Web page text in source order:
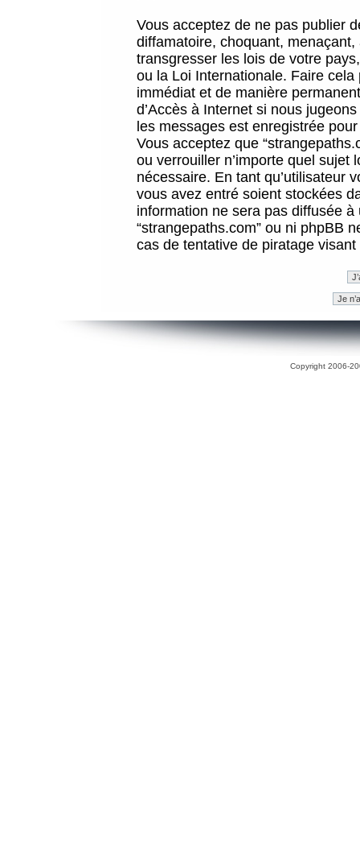
Vous acceptez de ne pas publier
diffamatoire, choquant,
transgresser les lois de votre
ou la Loi Internationale. Faire
immédiat et de manière
d’Accès à Internet si nous
les messages est enregistrée
Vous acceptez que
ou verrouiller n’importe quel sujet
nécessaire. En tant qu’utilisateur
vous avez entré soient stockées
information ne sera pas diffusée
“strangepaths.com” ou ni phpBB
cas de tentative de piratage
Copyright 2006-